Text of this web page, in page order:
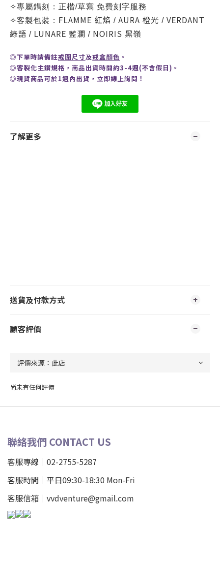
✧專屬鐫刻：正楷/草寫 免費刻字服務
✧客製包裝： FLAMME 紅焰 / AURA 橙光 / VERDANT
綠語 / LUNARE 藍瀾 / NOIRIS 黑嶺
◎下單時請備註戒圍尺寸及戒盒顏色 。
◎客製化主鑽規格，商品出貨時間約3-4週(不含假日)。
◎現貨商品可於1週內出貨， 立即線上詢問 ！
了解更多
送貨及付款方式
顧客評價
尚未有任何評價
聯絡我們 CONTACT US
客服專線｜02-2755-5287
客服時間｜平日09:30-18:30 Mon-Fri
客服信箱｜vvdventure@gmail.com